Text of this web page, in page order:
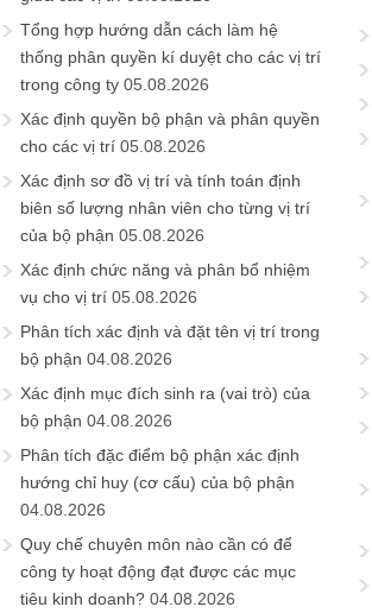
Tổng hợp hướng dẫn cách làm hệ
thống phân quyền kí duyệt cho các vị trí
trong công ty 05.08.2026
Xác định quyền bộ phận và phân quyền
cho các vị trí 05.08.2026
Xác định sơ đồ vị trí và tính toán định
biên số lượng nhân viên cho từng vị trí
của bộ phận 05.08.2026
Xác định chức năng và phân bổ nhiệm
vụ cho vị trí 05.08.2026
Phân tích xác định và đặt tên vị trí trong
bộ phận 04.08.2026
Xác định mục đích sinh ra (vai trò) của
bộ phận 04.08.2026
Phân tích đặc điểm bộ phận xác định
hướng chỉ huy (cơ cấu) của bộ phận
04.08.2026
Quy chế chuyên môn nào cần có để
công ty hoạt động đạt được các mục
tiêu kinh doanh? 04.08.2026